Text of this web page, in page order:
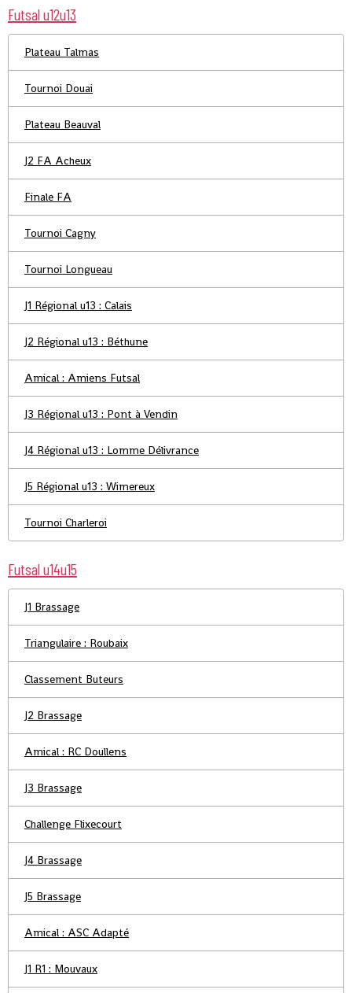
Futsal u12u13
Plateau Talmas
Tournoi Douai
Plateau Beauval
J2 FA Acheux
Finale FA
Tournoi Cagny
Tournoi Longueau
J1 Régional u13 : Calais
J2 Régional u13 : Béthune
Amical : Amiens Futsal
J3 Régional u13 : Pont à Vendin
J4 Régional u13 : Lomme Délivrance
J5 Régional u13 : Wimereux
Tournoi Charleroi
Futsal u14u15
J1 Brassage
Triangulaire : Roubaix
Classement Buteurs
J2 Brassage
Amical : RC Doullens
J3 Brassage
Challenge Flixecourt
J4 Brassage
J5 Brassage
Amical : ASC Adapté
J1 R1 : Mouvaux